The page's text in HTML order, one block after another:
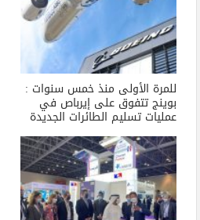
للمرة الأولى منذ خمس سنوات :
بوينج تتفوق على إيرباص في
عمليات تسليم الطائرات الجديدة